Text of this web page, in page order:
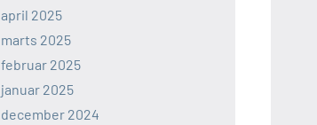
april 2025
marts 2025
februar 2025
januar 2025
december 2024